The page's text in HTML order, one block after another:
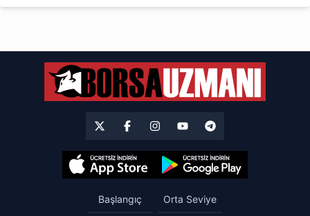
Başlangıç Orta Seviye